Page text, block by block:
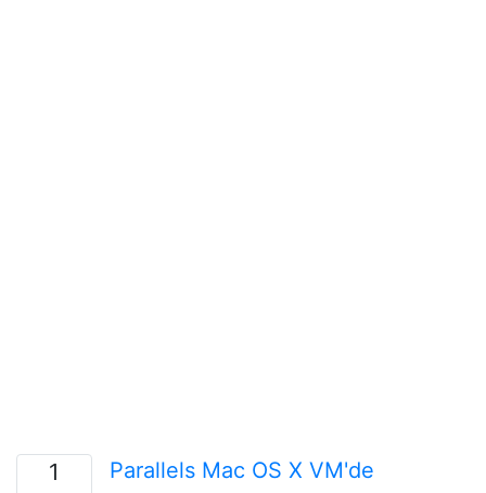
1
Parallels Mac OS X VM'de